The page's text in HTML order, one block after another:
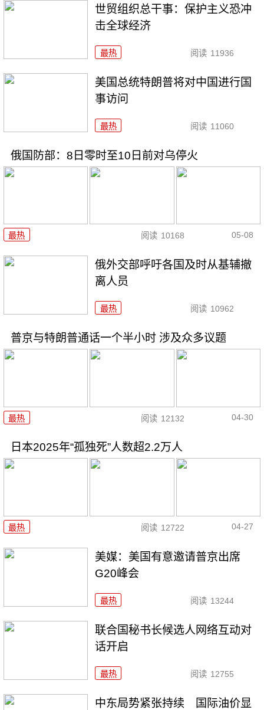
世贸组织总干事：保护主义恐冲
击全球经济
最热 阅读 11936
美国总统特朗普将对中国进行国
事访问
最热 阅读 11060
俄国防部：8日零时至10日前对乌停火
最热 阅读 10168 05-08
俄外交部呼吁各国及时从基辅撤
离人员
最热 阅读 10962
普京与特朗普通话一个半小时 涉及众多议题
最热 阅读 12132 04-30
日本2025年“孤独死”人数超2.2万人
最热 阅读 12722 04-27
美媒：美国有意邀请普京出席
G20峰会
最热 阅读 13244
联合国秘书长候选人网络互动对
话开启
最热 阅读 12755
中东局势紧张持续 国际油价显